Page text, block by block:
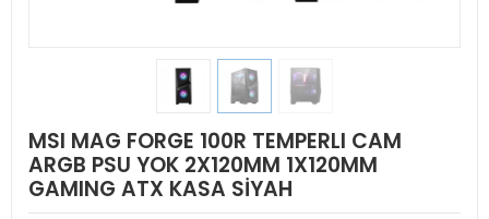
MSI MAG FORGE 100R TEMPERLI CAM
ARGB PSU YOK 2X120MM 1X120MM
GAMING ATX KASA SİYAH